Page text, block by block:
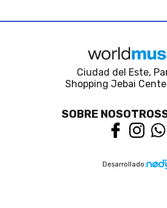
Ciudad del Este,
Shopping Jebai
SOBRE NOSOTROS
Desarrollado: